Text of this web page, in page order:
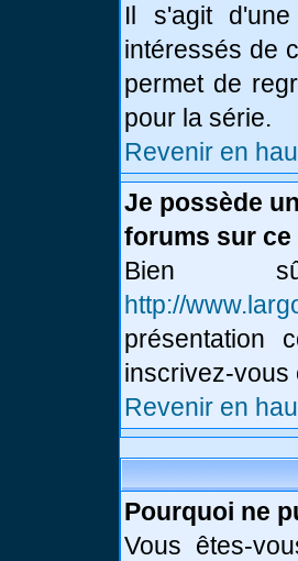
Il s'agit
intéressés de
permet de
pour la série.
Revenir en
Je possède
forums sur
Bien
http://
présentation
inscrivez-vous
Revenir en
Pourquoi ne
Vous êtes-